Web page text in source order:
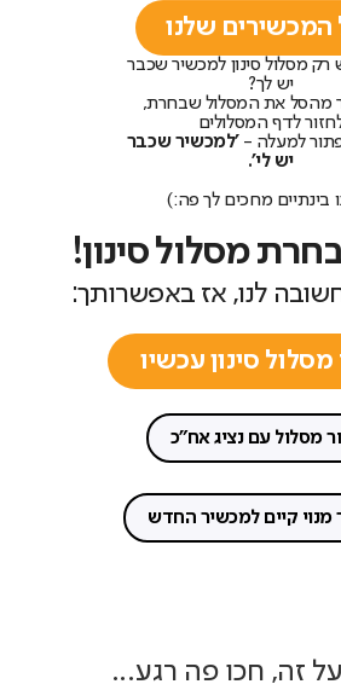
המכשירים שלנו
רק מסלול סינון למכשיר שכבר
יש לך?
מהסל את המסלול שבחרת,
לדף המסלולים
למעלה - 'למכשיר שכבר
יש לי'.
בינתיים מחכים לך פה:)
מסלול סינון!
לנו, אז באפשרותך:
סינון עכשיו
מסלול עם נציג אח"כ
מנוי קיים למכשיר החדש
זה, חכו פה רגע...